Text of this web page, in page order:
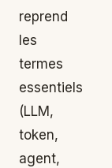
reprend
les
termes
essentiels
(LLM,
token,
agent,